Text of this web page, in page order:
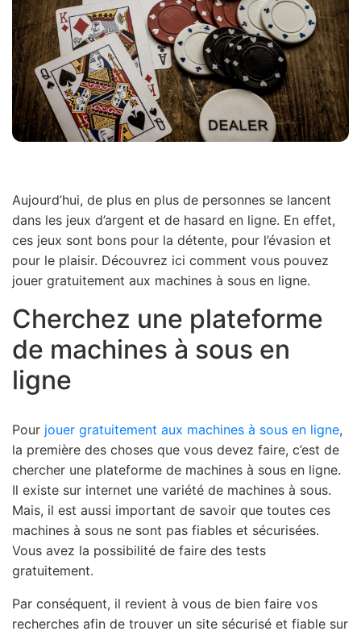
Aujourd’hui, de plus en plus de personnes se lancent
dans les jeux d’argent et de hasard en ligne. En effet,
ces jeux sont bons pour la détente, pour l’évasion et
pour le plaisir. Découvrez ici comment vous pouvez
jouer gratuitement aux machines à sous en ligne.
Cherchez une plateforme
de machines à sous en
ligne
Pour jouer gratuitement aux machines à sous en ligne,
la première des choses que vous devez faire, c’est de
chercher une plateforme de machines à sous en ligne.
Il existe sur internet une variété de machines à sous.
Mais, il est aussi important de savoir que toutes ces
machines à sous ne sont pas fiables et sécurisées.
Vous avez la possibilité de faire des tests
gratuitement.
Par conséquent, il revient à vous de bien faire vos
recherches afin de trouver un site sécurisé et fiable sur